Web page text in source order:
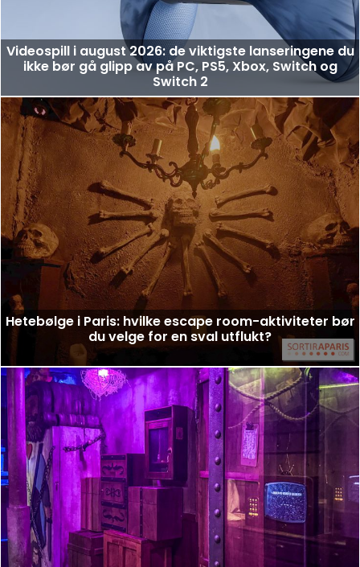
Videospill i august 2026: de viktigste lanseringene du
ikke bør gå glipp av på PC, PS5, Xbox, Switch og
Switch 2
Hetebølge i Paris: hvilke escape room-aktiviteter bør
du velge for en sval utflukt?